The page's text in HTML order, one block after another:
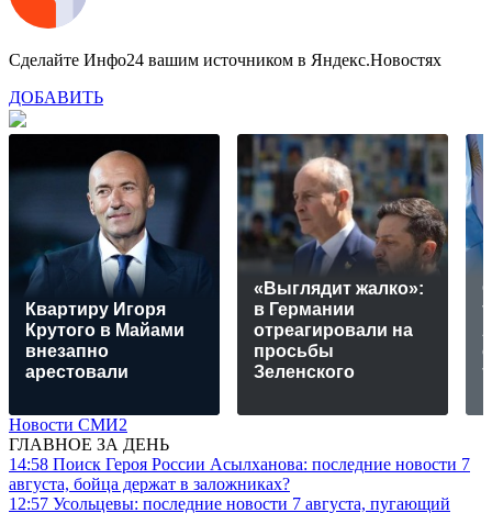
Сделайте Инфо24 вашим источником в Яндекс.Новостях
ДОБАВИТЬ
Квартиру Игоря
Крутого в Майами
внезапно
арестовали
«Выглядит жалко»:
в Германии
отреагировали на
просьбы
Зеленского
Новости СМИ2
ГЛАВНОЕ ЗА ДЕНЬ
14:58 Поиск Героя России Асылханова: последние новости 7
августа, бойца держат в заложниках?
12:57 Усольцевы: последние новости 7 августа, пугающий